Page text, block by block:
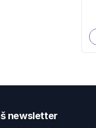
newsletter